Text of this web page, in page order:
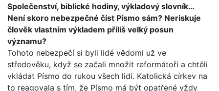
Společenství, biblické hodiny, výkladový slovník…
Není sko­ro nebezpečné číst Písmo sám? Neriskuje
člověk vlastním výkladem příliš velký posun
významu?
Tohoto nebezpečí si byli lidé vědomi už ve
středověku, když se začali množit reformátoři a chtěli
vkládat Písmo do rukou všech lidí. Katolická církev na
to reagovala s tím, že Písmo má být opatřené vždy